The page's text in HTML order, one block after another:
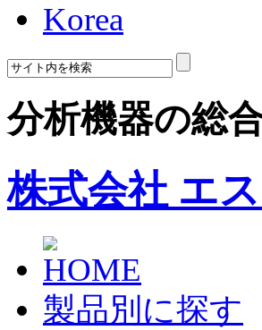
Korea
分析機器の総
株式会社 エ
製品別に探す